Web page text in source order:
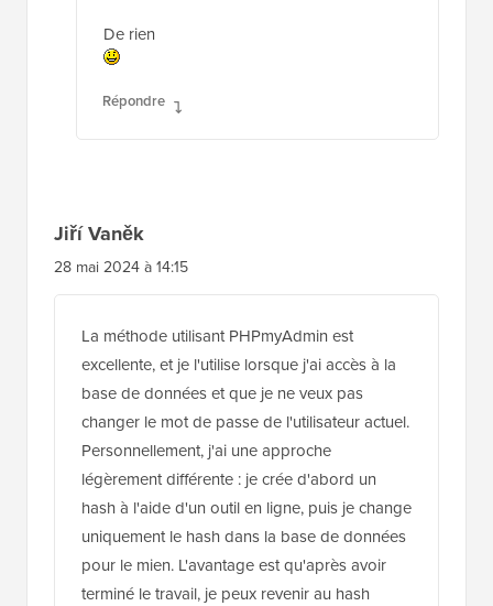
De rien
Répondre
Jiří Vaněk
28 mai 2024 à 14:15
La méthode utilisant PHPmyAdmin est
excellente, et je l'utilise lorsque j'ai accès à la
base de données et que je ne veux pas
changer le mot de passe de l'utilisateur actuel.
Personnellement, j'ai une approche
légèrement différente : je crée d'abord un
hash à l'aide d'un outil en ligne, puis je change
uniquement le hash dans la base de données
pour le mien. L'avantage est qu'après avoir
terminé le travail, je peux revenir au hash